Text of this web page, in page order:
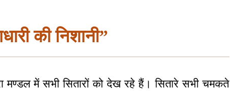
की निशानी”
मण्डल में सभी सितारों को देख रहे हैं। सितारे सभी चमकते